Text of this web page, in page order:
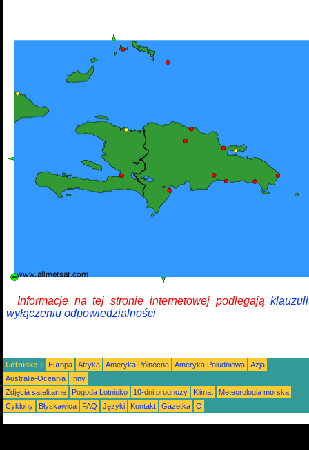
Informacje na tej stronie internetowej podlegają
wyłączeniu odpowiedzialności
Lotnisko : Europa Afryka Ameryka Północna Ameryka Południowa
Azja
Australia-Oceania
Inny
Zdjęcia satelitarne
Pogoda Lotnisko 10-dni prognozy Klimat
Meteorologia morska
Cyklony
Błyskawica FAQ Języki Kontakt Gazetka O